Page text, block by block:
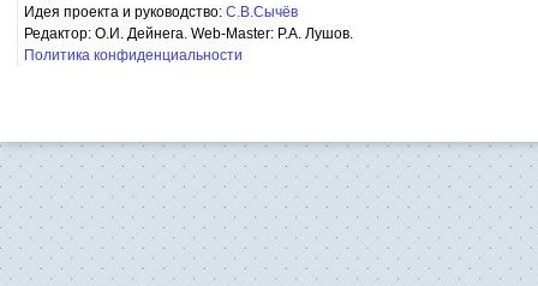
Идея проекта и руководство: С.В.Сычёв
Редактор: О.И. Дейнега. Web-Master: Р.А. Лушов.
Политика конфиденциальности